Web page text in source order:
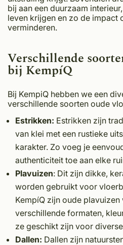
bij aan een duurzaam
leven krijgen en zo de impact
verminderen.
Verschillende
bij KempíQ
Bij KempiQ hebben we een
verschillende soorten oude
Estrikken: Estrikken zijn
van klei met een rustieke
karakter. Zo voeg je
authenticiteit toe aan elke
Plavuizen: Dit zijn dikke,
worden gebruikt voor
KempíQ zijn oude
verschillende formaten,
ze geschikt zijn voor
Dallen: Dallen zijn